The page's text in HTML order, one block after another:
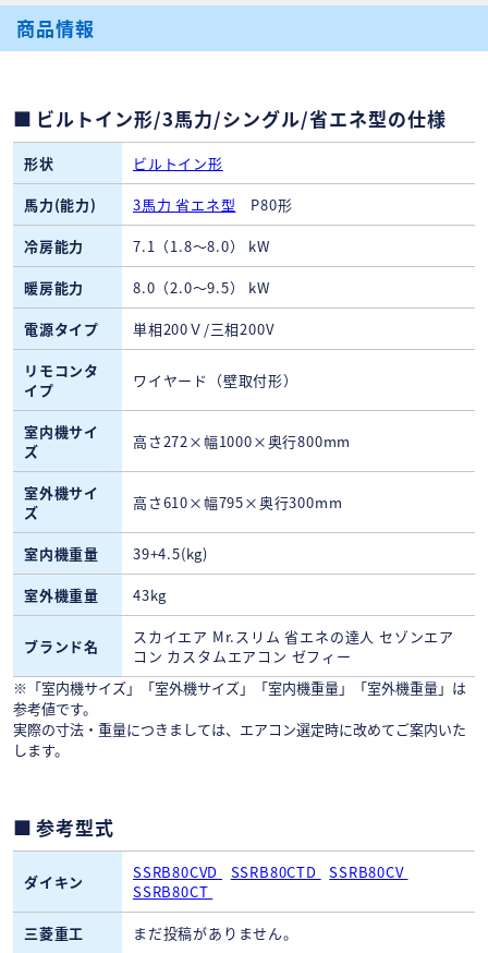
商品情報
ビルトイン形/3馬力/シングル/省エネ型の仕様
形状
ビルトイン形
馬力(能力)
3馬力 省エネ型 P80形
冷房能力
7.1（1.8～8.0） kW
暖房能力
8.0（2.0～9.5） kW
電源タイプ
単相200Ｖ/三相200V
リモコンタ
イプ
ワイヤード（壁取付形）
室内機サイ
ズ
高さ272×幅1000×奥行800mm
室外機サイ
ズ
高さ610×幅795×奥行300mm
室内機重量
39+4.5(kg)
室外機重量
43kg
ブランド名
スカイエア Mr.スリム 省エネの達人 セゾンエア
コン カスタムエアコン ゼフィー
※「室内機サイズ」「室外機サイズ」「室内機重量」「室外機重量」は
参考値です。
実際の寸法・重量につきましては、エアコン選定時に改めてご案内いた
します。
参考型式
ダイキン SSRB80CVD SSRB80CTD
SSRB80CV
SSRB80CT
三菱重工
まだ投稿がありません。